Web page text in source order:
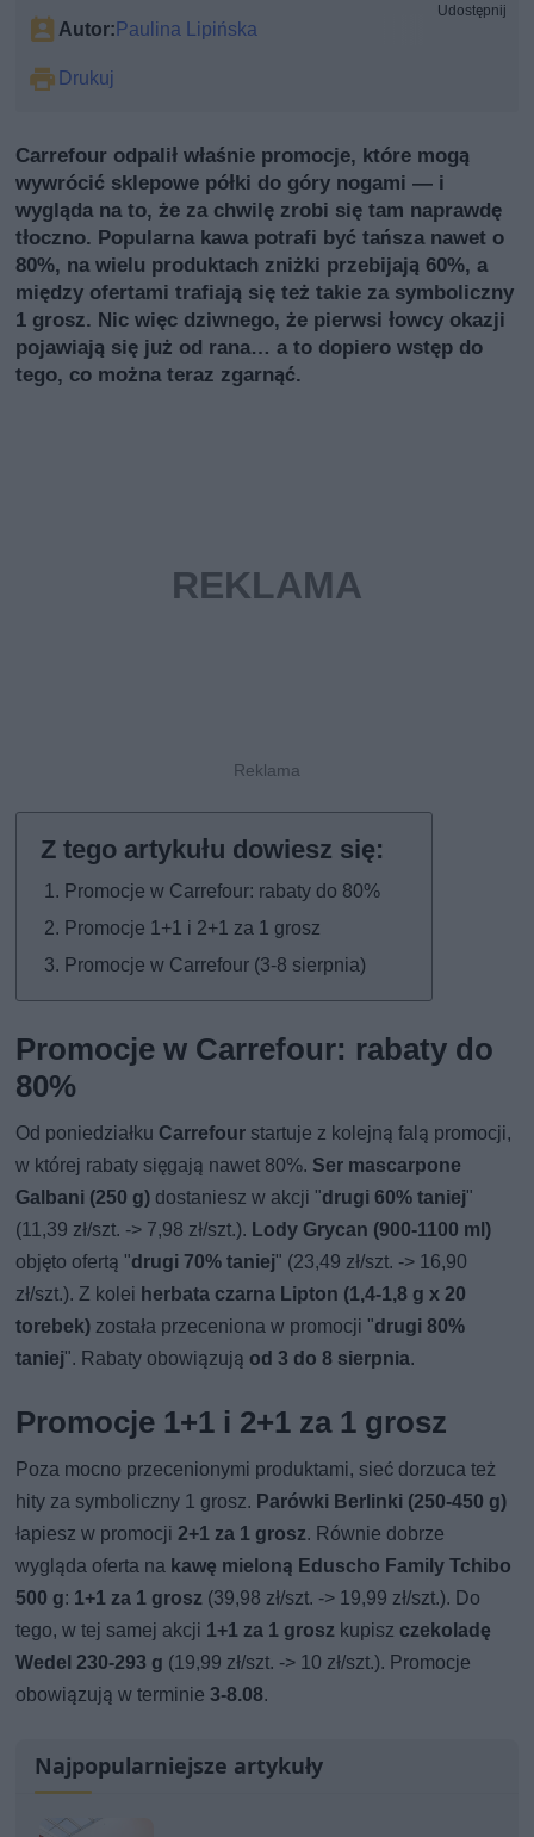
Autor:Paulina Lipińska
Drukuj
Udostępnij
Carrefour odpalił właśnie promocje, które mogą
wywrócić sklepowe półki do góry nogami — i
wygląda na to, że za chwilę zrobi się tam naprawdę
tłoczno. Popularna kawa potrafi być tańsza nawet o
80%, na wielu produktach zniżki przebijają 60%, a
między ofertami trafiają się też takie za symboliczny
1 grosz. Nic więc dziwnego, że pierwsi łowcy okazji
pojawiają się już od rana… a to dopiero wstęp do
tego, co można teraz zgarnąć.
Promocje w Carrefour: rabaty do 80%
Promocje 1+1 i 2+1 za 1 grosz
Promocje w Carrefour (3-8 sierpnia)
Promocje w Carrefour: rabaty do
80%
Od poniedziałku Carrefour startuje z kolejną falą promocji,
w której rabaty sięgają nawet 80%. Ser mascarpone
Galbani (250 g) dostaniesz w akcji "drugi 60% taniej"
(11,39 zł/szt. -> 7,98 zł/szt.). Lody Grycan (900-1100 ml)
objęto ofertą "drugi 70% taniej" (23,49 zł/szt. -> 16,90
zł/szt.). Z kolei herbata czarna Lipton (1,4-1,8 g x 20
torebek) została przeceniona w promocji "drugi 80%
taniej". Rabaty obowiązują od 3 do 8 sierpnia.
Promocje 1+1 i 2+1 za 1 grosz
Poza mocno przecenionymi produktami, sieć dorzuca też
hity za symboliczny 1 grosz. Parówki Berlinki (250-450 g)
łapiesz w promocji2+1 za 1 grosz. Równie dobrze
wygląda oferta na kawę mieloną Eduscho Family Tchibo
500 g: 1+1 za 1 grosz (39,98 zł/szt. -> 19,99 zł/szt.). Do
tego, w tej samej akcji 1+1 za 1 grosz kupisz czekoladę
Wedel 230-293 g (19,99 zł/szt. -> 10 zł/szt.). Promocje
obowiązują w terminie3-8.08.
Najpopularniejsze artykuły